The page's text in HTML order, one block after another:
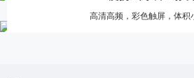
高清高频，彩色触屏，体积